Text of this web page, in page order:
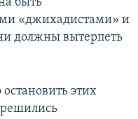
быть
«джихадистами» и
должны вытерпеть
этих